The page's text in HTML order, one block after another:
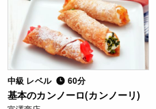
中級 レベル 60分
基本のカンノーロ(カンノーリ)